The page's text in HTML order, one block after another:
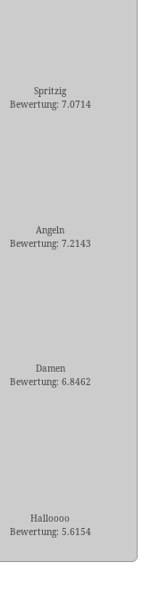
Spritzig
Bewertung: 7.0714
Angeln
Bewertung: 7.2143
Damen
Bewertung: 6.8462
Halloooo
Bewertung: 5.6154